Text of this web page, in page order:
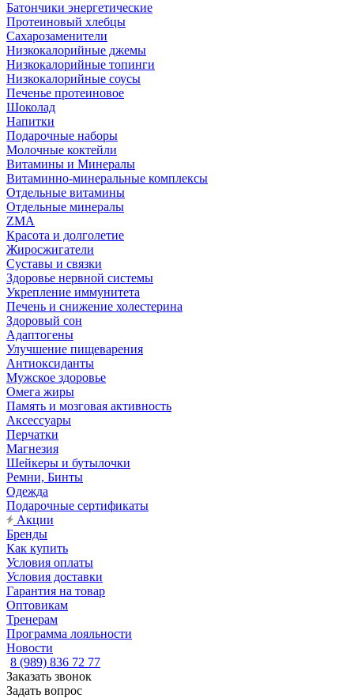
Батончики энергетические
Протеиновый хлебцы
Сахарозаменители
Низкокалорийные джемы
Низкокалорийные топинги
Низкокалорийные соусы
Печенье протеиновое
Шоколад
Напитки
Подарочные наборы
Молочные коктейли
Витамины и Минералы
Витаминно-минеральные комплексы
Отдельные витамины
Отдельные минералы
ZMA
Красота и долголетие
Жиросжигатели
Суставы и связки
Здоровье нервной системы
Укрепление иммунитета
Печень и снижение холестерина
Здоровый сон
Адаптогены
Улучшение пищеварения
Антиоксиданты
Мужское здоровье
Омега жиры
Память и мозговая активность
Аксессуары
Перчатки
Магнезия
Шейкеры и бутылочки
Ремни, Бинты
Одежда
Подарочные сертификаты
Акции
Бренды
Как купить
Условия оплаты
Условия доставки
Гарантия на товар
Оптовикам
Тренерам
Программа лояльности
Новости
8 (989) 836 72 77
Заказать звонок
Задать вопрос